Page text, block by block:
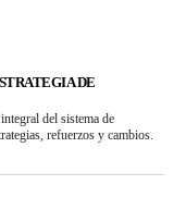
DE
del sistema de
refuerzos y cambios.